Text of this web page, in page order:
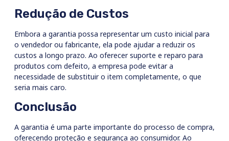
Redução de Custos
Embora a garantia possa representar um custo inicial para
o vendedor ou fabricante, ela pode ajudar a reduzir os
custos a longo prazo. Ao oferecer suporte e reparo para
produtos com defeito, a empresa pode evitar a
necessidade de substituir o item completamente, o que
seria mais caro.
Conclusão
A garantia é uma parte importante do processo de compra,
oferecendo proteção e segurança ao consumidor. Ao